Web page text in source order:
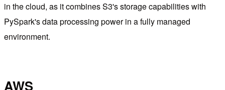
in the cloud, as it combines S3's storage capabilities with
PySpark's data processing power in a fully managed
environment.
AWS